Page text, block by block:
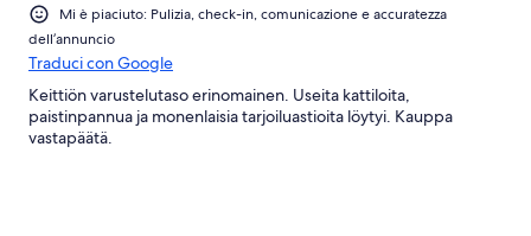
Mi è piaciuto: Pulizia, check-in, comunicazione e accuratezza
dell’annuncio
Traduci con Google
Keittiön varustelutaso erinomainen. Useita kattiloita,
paistinpannua ja monenlaisia tarjoiluastioita löytyi. Kauppa
vastapäätä.